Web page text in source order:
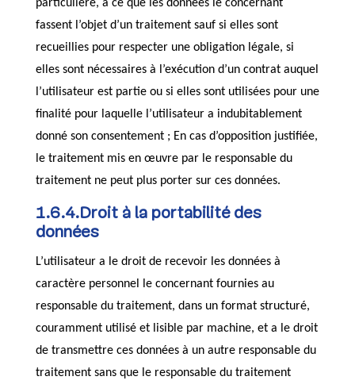
particulière, à ce que les données le concernant
fassent l’objet d’un traitement sauf si elles sont
recueillies pour respecter une obligation légale, si
elles sont nécessaires à l’exécution d’un contrat auquel
l’utilisateur est partie ou si elles sont utilisées pour une
finalité pour laquelle l’utilisateur a indubitablement
donné son consentement ; En cas d’opposition justifiée,
le traitement mis en œuvre par le responsable du
traitement ne peut plus porter sur ces données.
1.6.4.Droit à la portabilité des
données
L’utilisateur a le droit de recevoir les données à
caractère personnel le concernant fournies au
responsable du traitement, dans un format structuré,
couramment utilisé et lisible par machine, et a le droit
de transmettre ces données à un autre responsable du
traitement sans que le responsable du traitement